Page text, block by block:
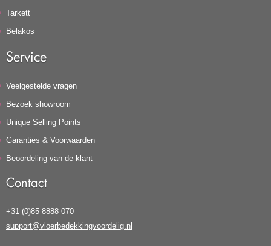
Tarkett
Belakos
Service
Veelgestelde vragen
Bezoek showroom
Unique Selling Points
Garanties & Voorwaarden
Beoordeling van de klant
Contact
+31 (0)85 8888 070
support@vloerbedekkingvoordelig.nl